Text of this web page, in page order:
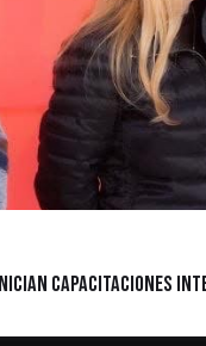
capacitaciones